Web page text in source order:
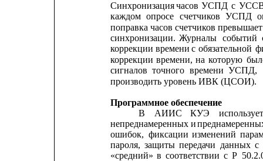
Синхронизациячасов УСПД с
каждом опросе счетчиков УСПД
поправка часов счетчиков
синхронизации. Журналы событий
коррекции времени с обязательной
коррекции времени, на которую
сигналов точного времени УСПД,
производить уровень ИВК (ЦСОИ).
Программное обеспечение
В
АИИС КУЭ
непреднамеренных и
ошибок, фиксации изменений
пароля, защиты передачи данных с
«средний» в соответствии с Р